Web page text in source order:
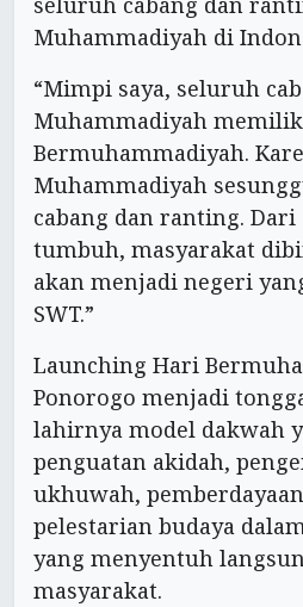
Muhammadiyah di
“Mimpi saya, seluruh
Muhammadiyah
Bermuhammadiyah.
Muhammadiyah
cabang dan ranting.
tumbuh, masyarakat
akan menjadi negeri
SWT.”
Launching Hari
Ponorogo menjadi
lahirnya model dakwah
penguatan akidah,
ukhuwah,
pelestarian budaya
yang menyentuh
masyarakat.